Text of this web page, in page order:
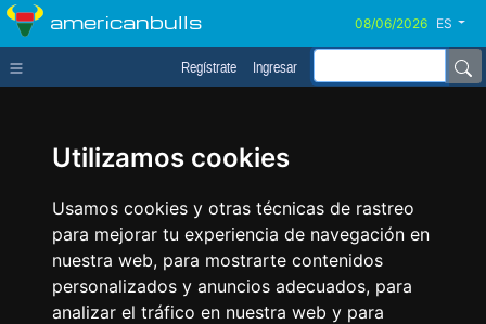
Utilizamos cookies
Usamos cookies y otras técnicas de rastreo
para mejorar tu experiencia de navegación en
nuestra web, para mostrarte contenidos
personalizados y anuncios adecuados, para
analizar el tráfico en nuestra web y para
americanbulls ES
Regístrate Ingresar